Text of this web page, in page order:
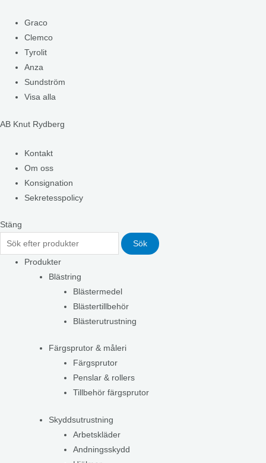
Graco
Clemco
Tyrolit
Anza
Sundström
Visa alla
AB Knut Rydberg
Kontakt
Om oss
Konsignation
Sekretesspolicy
Stäng
Sök
Produkter
Blästring
Blästermedel
Blästertillbehör
Blästerutrustning
Färgsprutor & måleri
Färgsprutor
Penslar & rollers
Tillbehör färgsprutor
Skyddsutrustning
Arbetskläder
Andningsskydd